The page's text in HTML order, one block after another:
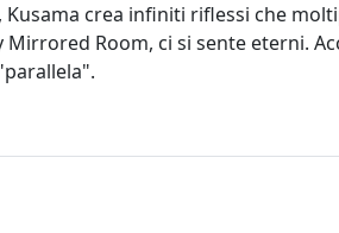
crea infiniti riflessi che
Room, ci si sente eterni.